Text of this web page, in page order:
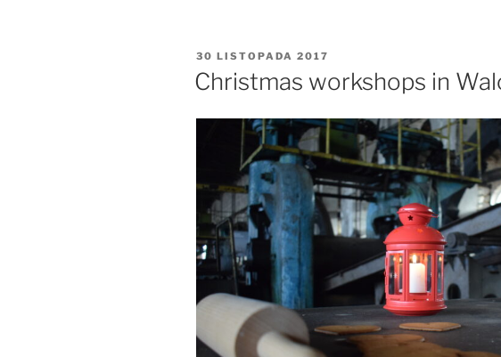
OPUBLIKOWANE
W
30 LISTOPADA 2017
Christmas workshops in